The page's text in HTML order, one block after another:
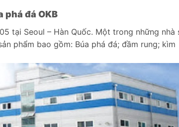
đá OKB
tại Seoul – Hàn Quốc. Một trong những nhà
phẩm bao gồm: Búa phá đá; đầm rung; kìm